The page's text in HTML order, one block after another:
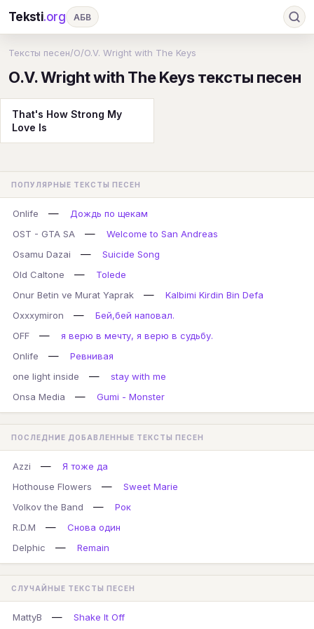
Teksti.org АБВ
И К Л М Н О П Р С
Т У Ф Х Ц
Я
Q R S T
Z #
Тексты песен/O/O.V. Wright with The Keys
O.V. Wright with The Keys тексты песен
That's How Strong My
Love Is
ПОПУЛЯРНЫЕ ТЕКСТЫ ПЕСЕН
Onlife —
Дождь по щекам
OST - GTA SA
—
Welcome to San Andreas
Osamu Dazai
—
Suicide Song
Old Caltone
—
Tolede
Onur Betin ve Murat Yaprak
—
Kalbimi Kirdin Bin Defa
Oxxxymiron
—
Бей,бей наповал.
OFF
—
я верю в мечту, я верю в судьбу.
Onlife
—
Ревнивая
one light inside
—
stay with me
Onsa Media
— Gumi - Monster
ПОСЛЕДНИЕ ДОБАВЛЕННЫЕ ТЕКСТЫ ПЕСЕН
Azzi —
Я тоже да
Hothouse Flowers
—
Sweet Marie
Volkov the Band
—
Рок
R.D.M
—
Снова один
Delphic
— Remain
СЛУЧАЙНЫЕ ТЕКСТЫ ПЕСЕН
MattyB — Shake It Off